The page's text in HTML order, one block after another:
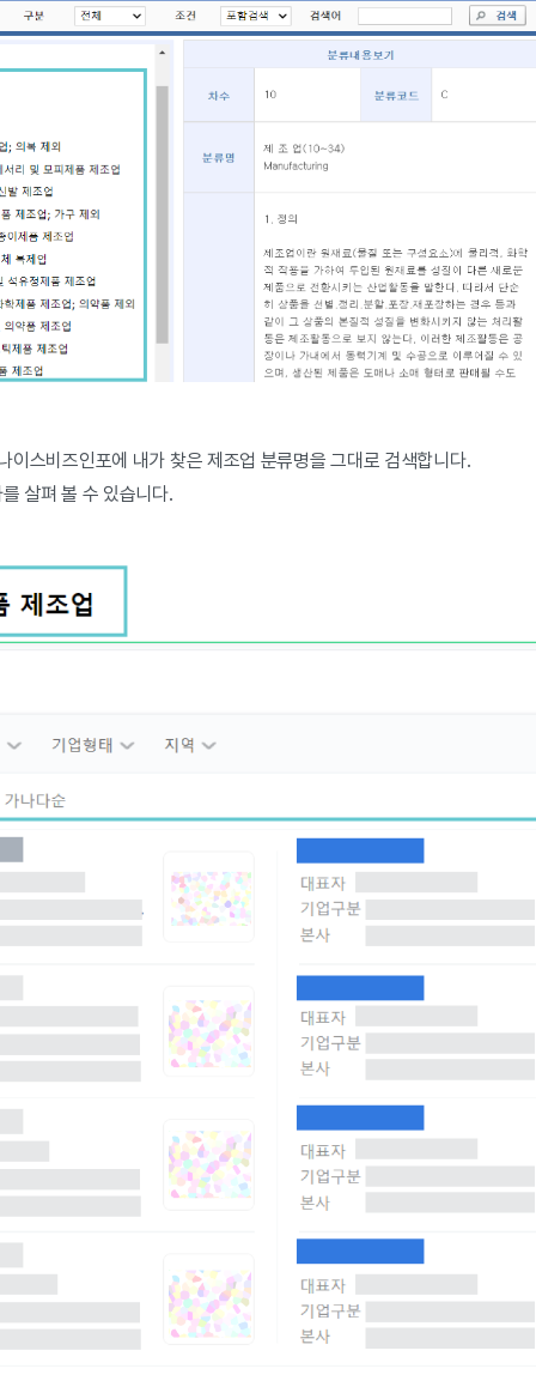
스비즈인포에 내가 찾은 제조업 분류명을 그대로 검색합니다.
살펴 볼 수 있습니다.